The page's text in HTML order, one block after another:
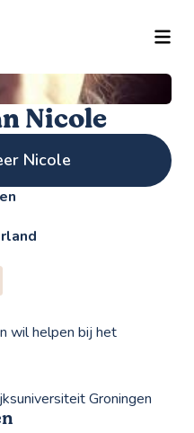
Nicole
Nicole
wil helpen bij het
Groningen